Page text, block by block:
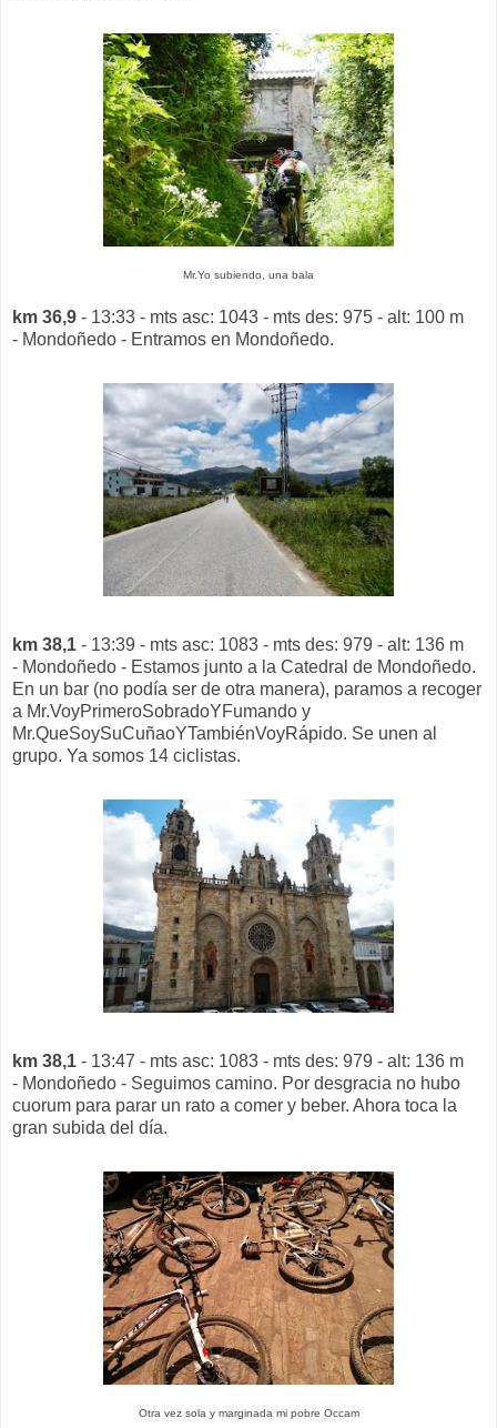
Mr.Yo subiendo, una bala
km 36,9 - 13:33 - mts asc: 1043 - mts des: 975 - alt: 100 m
- Mondoñedo - Entramos en Mondoñedo.
km 38,1 - 13:39 - mts asc: 1083 - mts des: 979 - alt: 136 m
- Mondoñedo - Estamos junto a la Catedral de Mondoñedo.
En un bar (no podía ser de otra manera), paramos a recoger
a Mr.VoyPrimeroSobradoYFumando y
Mr.QueSoySuCuñaoYTambiénVoyRápido. Se unen al
grupo. Ya somos 14 ciclistas.
km 38,1 - 13:47 - mts asc: 1083 - mts des: 979 - alt: 136 m
- Mondoñedo - Seguimos camino. Por desgracia no hubo
cuorum para parar un rato a comer y beber. Ahora toca la
gran subida del día.
Otra vez sola y marginada mi pobre Occam